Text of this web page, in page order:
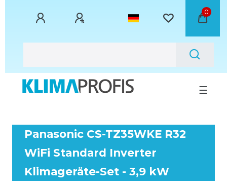
0
☰
Panasonic CS-TZ35WKE R32
WiFi Standard Inverter
Klimageräte-Set - 3,9 kW